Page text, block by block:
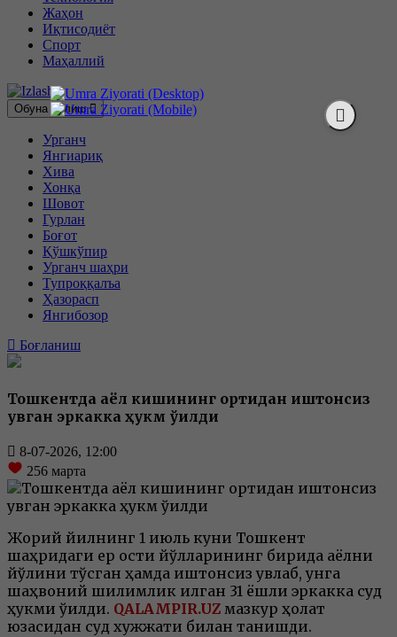
Жаҳон
Иқтисодиёт
Спорт
Маҳаллий
Обуна бўлиш
Урганч
Янгиариқ
Хива
Хонқа
Шовот
Гурлан
Боғот
Қўшкўпир
Урганч шаҳри
Тупроққалъа
Ҳазорасп
Янгибозор
Боғланиш
Тошкентда аёл кишининг ортидан иштонсиз
қувган эркакка ҳукм ўқилди
8-07-2026, 12:00
256 марта
Жорий йилнинг 1 июль куни Тошкент
шаҳридаги ер ости йўлларининг бирида аёлни
йўлини тўсган ҳамда иштонсиз қувлаб, унга
шаҳвоний шилқимлик қилган 31 ёшли эркакка суд
ҳукми ўқилди. QALAMPIR.UZ мазкур ҳолат
юзасидан суд хужжати билан танишди.